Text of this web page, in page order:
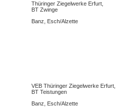
Thüringer Ziegelwerke Erfurt,
BT Zwinge
Banz, Esch/Alzette
VEB Thüringer Ziegelwerke Erfurt,
BT Teistungen
Banz, Esch/Alzette